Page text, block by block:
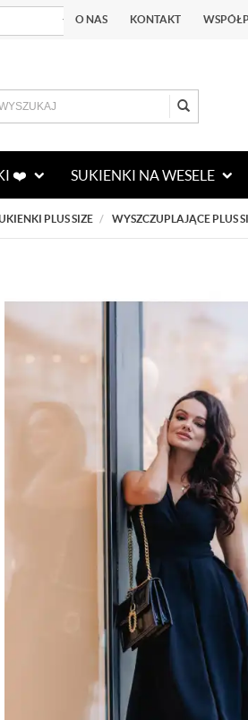
O NAS KONTAKT
❤️ SUKIENKI NA WESELE
PLUS SIZE WYSZCZUPLAJĄCE PLUS